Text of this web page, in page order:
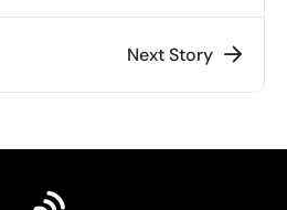
Next Story